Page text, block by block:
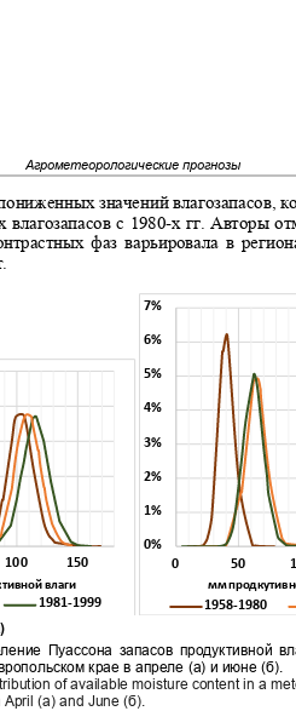
Агрометеорологические прогнозы
значений влагозапасов,
с 1980-х гг. Авторы
фаз варьировала в
7%
6%
5%
4%
3%
2%
1%
0%
влаги
1981-1999
100 150 0 50
мм
1958-
Пуассона запасов продуктивной
крае в апреле (а) и июне (б).
of available moisture content in a
(a) and June (б).